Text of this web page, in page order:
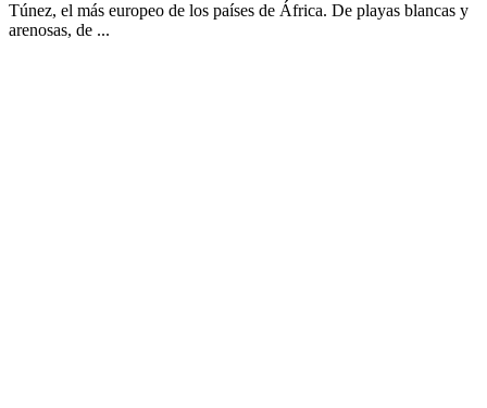
Túnez, el más europeo de los países de África. De playas blancas y
arenosas, de ...